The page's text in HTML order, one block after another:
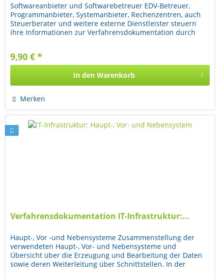
Softwareanbieter und Softwarebetreuer EDV-Betreuer,
Programmanbieter, Systemanbieter, Rechenzentren, auch
Steuerberater und weitere externe Dienstleister steuern
ihre Informationen zur Verfahrensdokumentation durch
9,90 € *
In den Warenkorb
Merken
Verfahrensdokumentation IT-Infrastruktur:...
Haupt-, Vor -und Nebensysteme Zusammenstellung der
verwendeten Haupt-, Vor- und Nebensysteme und
Übersicht über die Erzeugung und Bearbeitung der Daten
sowie deren Weiterleitung über Schnittstellen. In der